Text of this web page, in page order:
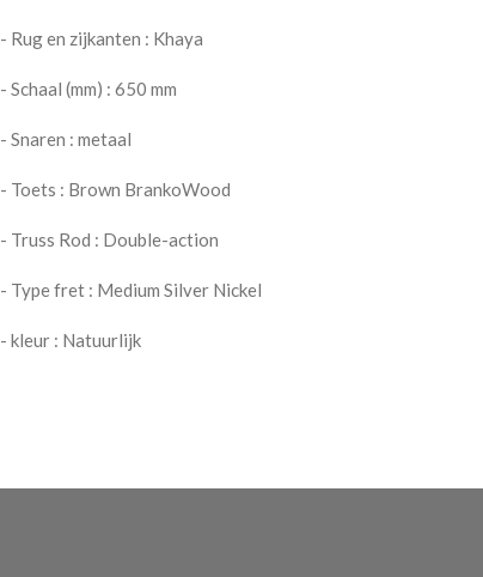
- Rug en zijkanten : Khaya
- Schaal (mm) : 650 mm
- Snaren : metaal
- Toets : Brown BrankoWood
- Truss Rod : Double-action
- Type fret : Medium Silver Nickel
- kleur : Natuurlijk